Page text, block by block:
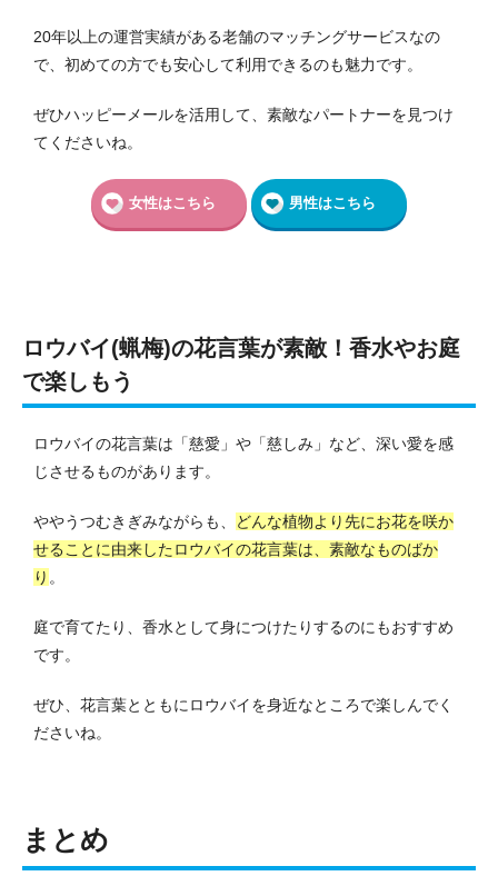
20年以上の運営実績がある老舗のマッチングサービスなの
で、初めての方でも安心して利用できるのも魅力です。
ぜひハッピーメールを活用して、素敵なパートナーを見つけ
てくださいね。
女性はこちら 男性はこちら
ロウバイ(蝋梅)の花言葉が素敵！香水やお庭
で楽しもう
ロウバイの花言葉は「慈愛」や「慈しみ」など、深い愛を感
じさせるものがあります。
ややうつむきぎみながらも、
どんな植物より先にお花を咲か
せることに由来したロウバイの花言葉は、素敵なものばか
り 。
庭で育てたり、香水として身につけたりするのにもおすすめ
です。
ぜひ、花言葉とともにロウバイを身近なところで楽しんでく
ださいね。
まとめ